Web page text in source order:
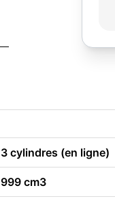
3 cylindres (en ligne)
999 cm3